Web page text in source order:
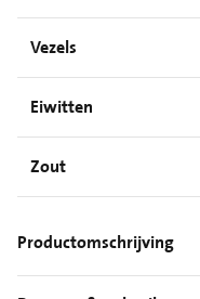
Vezels
Eiwitten
Zout
Productomschrijving